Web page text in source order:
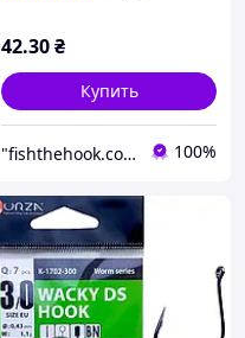
42.30₴
Купить
"fishthehook.com.ua" Интернет - магазин все для рыбалки 100%